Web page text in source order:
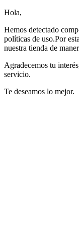
Hola,
Hemos detectado
políticas de uso.Por
nuestra tienda de
Agradecemos tu
servicio.
Te deseamos lo mejor.